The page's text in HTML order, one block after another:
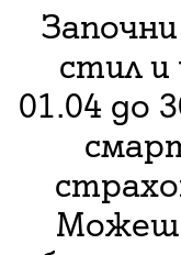
стил
01.04 до
Можеш